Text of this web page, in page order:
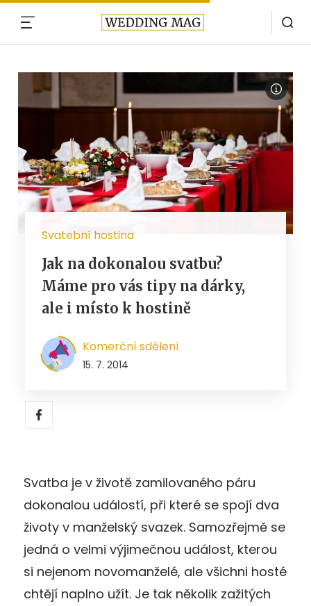
Svatební hostina
Jak na dokonalou svatbu?
Máme pro vás tipy na dárky,
ale i místo k hostině
Komerční sdělení
15. 7. 2014
Svatba je v životě zamilovaného páru
dokonalou událostí, při které se spojí dva
životy v manželský svazek. Samozřejmě se
jedná o velmi výjimečnou událost, kterou
si nejenom novomanželé, ale všichni hosté
chtějí naplno užít. Je tak několik zažitých